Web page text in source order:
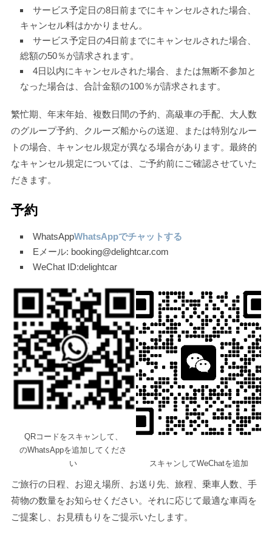
サービス予定日の8日前までにキャンセルされた場合、
キャンセル料はかかりません。
サービス予定日の4日前までにキャンセルされた場合、
総額の50％が請求されます。
4日以内にキャンセルされた場合、または無断不参加と
なった場合は、合計金額の100％が請求されます。
繁忙期、年末年始、複数日間の予約、高級車の手配、大人数
のグループ予約、クルーズ船からの送迎、または特別なルー
トの場合、キャンセル規定が異なる場合があります。最終的
なキャンセル規定については、ご予約前にご確認させていた
だきます。
予約
WhatsAppWhatsAppでチャットする
Eメール: booking@delightcar.com
WeChat ID:delightcar
QRコードをスキャンして、
のWhatsAppを追加してくださ
い
スキャンしてWeChatを追加
ご旅行の日程、お迎え場所、お送り先、旅程、乗車人数、手
荷物の数量をお知らせください。それに応じて最適な車両を
ご提案し、お見積もりをご提示いたします。